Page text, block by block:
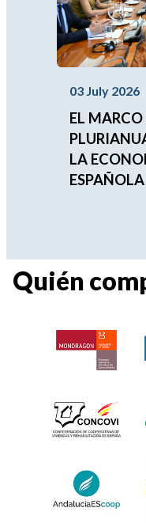
03 July 2026
EL
LA
ESPAÑOLA
Quién